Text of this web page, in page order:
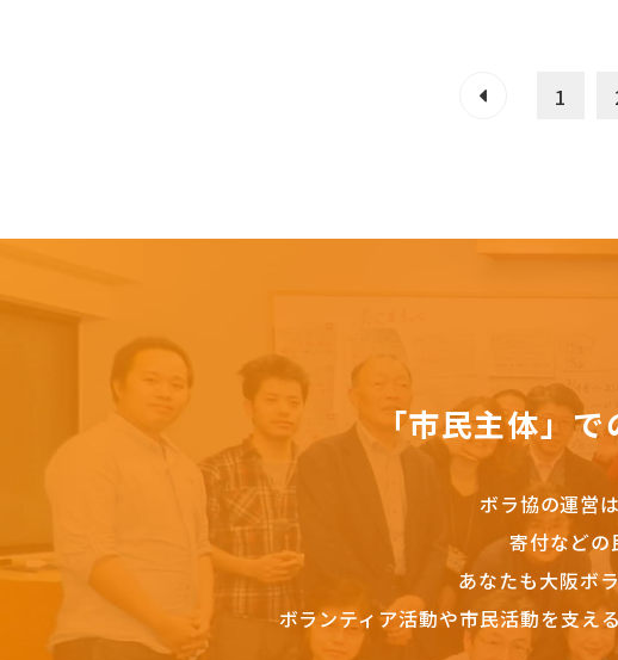
1
「市民主体」
ボラ協の運営
寄付などの
あなたも大阪ボ
ボランティア活動や市民活動を支え